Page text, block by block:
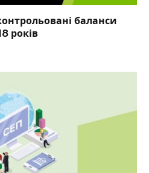
баланси
років